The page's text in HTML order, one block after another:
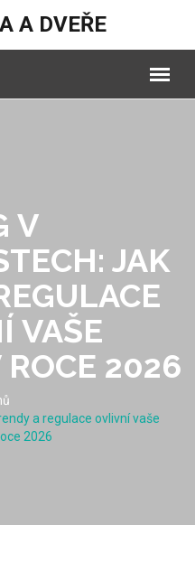
A DVEŘE
V
JAK
VAŠE
ROCE 2026
a regulace ovlivní vaše
2026